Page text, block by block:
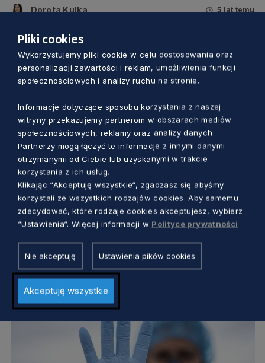
Dorota Kulka 5 lat temu
EDUKACJA
Ferie 2021. Jakie zasady wypoczynku
obowiązują uczniów w czasie pandemii?
Dorota Kulka
Pliki cookies
Wykorzystujemy pliki cookie w celu dostosowania oraz
personalizacji zawartości i reklam, umożliwienia funkcji
społecznościowych i analizy ruchu na stronie.
Informacje dotyczące sposobu korzystania z naszej
witryny przekazujemy partnerom w obszarach mediów
społecznościowych, reklamy oraz analizy danych.
Partnerzy mogą łączyć te informacje z innymi danymi
otrzymanymi od Ciebie lub uzyskanymi w trakcie
korzystania z ich usług.
Klikając “Akceptuję wszystkie“, zgadzasz się abyśmy
korzystali ze wszystkich rodzajów cookies. Aby samemu
zdecydować, które rodzaje cookies akceptujesz, wybierz
“Ustawienia“. Więcej informacji w Polityce prywatności
Nie akceptuję Ustawienia pików cookies
Akceptuję wszystkie